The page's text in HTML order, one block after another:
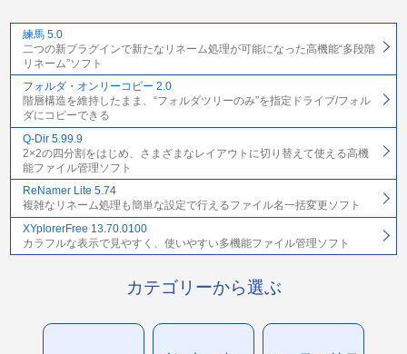
練馬 5.0
二つの新プラグインで新たなリネーム処理が可能になった高機能“多段階
リネーム”ソフト
フォルダ・オンリーコピー 2.0
階層構造を維持したまま、“フォルダツリーのみ”を指定ドライブ/フォル
ダにコピーできる
Q-Dir 5.99.9
2×2の四分割をはじめ、さまざまなレイアウトに切り替えて使える高機
能ファイル管理ソフト
ReNamer Lite 5.74
複雑なリネーム処理も簡単な設定で行えるファイル名一括変更ソフト
XYplorerFree 13.70.0100
カラフルな表示で見やすく、使いやすい多機能ファイル管理ソフト
カテゴリーから選ぶ